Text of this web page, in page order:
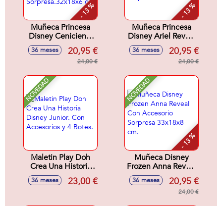
- 13 %
Muñeca Princesa
Disney Cenicienta
Reveal Con
Accesorios
Sorpresa.32x18x6
36 meses 20,95 €
24,00 €
- 13 %
Muñeca Princesa
Disney Ariel Reveal
Con Accesorios
Sorpresa.32x18x6
36 meses 20,95 €
24,00 €
NOVEDAD
Maletin Play Doh
Crea Una Historia
Disney Junior. Con
Accesorios y 4
36 meses 23,00 €
NOVEDAD
- 13 %
Muñeca Disney
Frozen Anna Reveal
Con Accesorio
Sorpresa 33x18x8
36 meses 20,95 €
24,00 €